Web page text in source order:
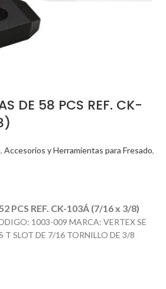
DE 58 PCS REF. CK-
, Accesorios y Herramientas para Fresado,
PCS REF. CK-103Á (7/16 x 3/8)
1003-009 MARCA: VERTEX SE
T SLOT DE 7/16 TORNILLO DE 3/8